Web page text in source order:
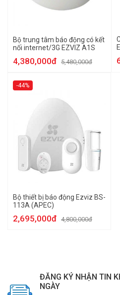
Bộ trung tâm báo động có kết
nối internet/3G EZVIZ A1S
4,380,000đ 5,480,000đ
-44%
Bộ thiết bị báo động Ezviz BS-
113A (APEC)
2,695,000đ 4,800,000đ
ĐĂNG KÝ NHẬN TIN
NGÀY